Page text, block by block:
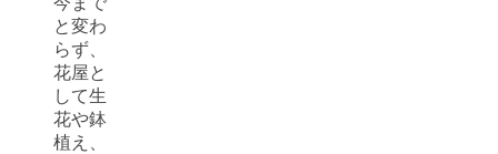
と変わ
らず、
花屋と
して生
花や鉢
植え、